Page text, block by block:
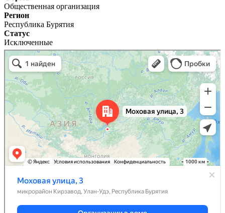
Общественная организация
Регион
Республика Бурятия
Статус
Исключенные